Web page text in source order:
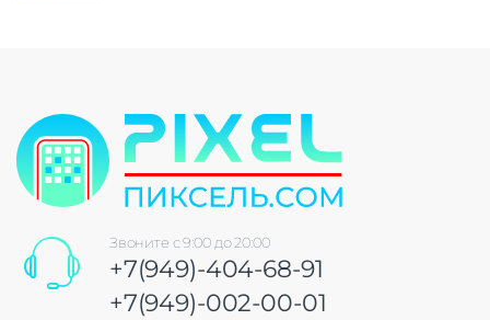
Звоните с 9:00 до 20:00
+7(949)-404-68-91
+7(949)-002-00-01